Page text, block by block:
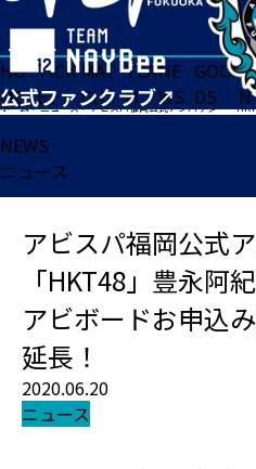
HO
ME
TICK
ET
MAT
CH
TEA
M
NE
WS
GOO
DS
N
ホーム>ニュース>アビスパ福岡公式アンバサダー「HKT48」豊永
NEWS
ニュース
アビスパ福岡公式
「HKT48」豊永阿
アビボードお申込
延長！
2020.06.20
ニュース